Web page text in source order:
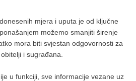
mjera i uputa je od ključne
možemo smanjiti širenje
mora biti svjestan odgovornosti za
i sugrađana.
u funkciji, sve informacije vezane uz